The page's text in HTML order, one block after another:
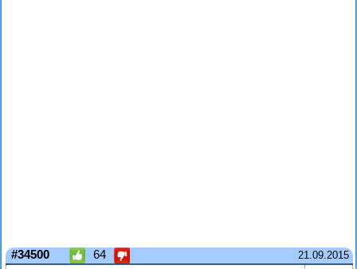
21.09.2015
#34500 64